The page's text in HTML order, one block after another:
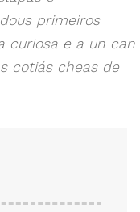
primeiros
curiosa e a un can
cotiás cheas de